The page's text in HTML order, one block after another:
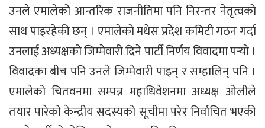
उनले एमालेको आन्तरिक राजनीतिमा पनि निरन्तर नेतृत्वको
साथ पाइरहेकी छन् । एमालेको मधेस प्रदेश कमिटी गठन गर्दा
उनलाई अध्यक्षको जिम्मेवारी दिने पार्टी निर्णय विवादमा पर्‍यो ।
विवादका बीच पनि उनले जिम्मेवारी पाइन् र सम्हालिन् पनि ।
एमालेको चितवनमा सम्पन्न महाधिवेशनमा अध्यक्ष ओलीले
तयार पारेको केन्द्रीय सदस्यको सूचीमा परेर निर्वाचित भएकी